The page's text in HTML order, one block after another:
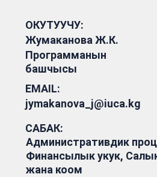
САБАК:
Административдик
Финансылык укук,
жана коом
ОКУТУУЧУ:
Жумаканова Ж.К.
Программанын
башчысы
EMAIL:
jymakanova_j@iuca.kg